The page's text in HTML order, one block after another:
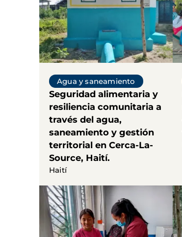
Agua y saneamiento
Seguridad alimentaria y
resiliencia comunitaria a
través del agua,
saneamiento y gestión
territorial en Cerca-La-
Source, Haití.
Haití